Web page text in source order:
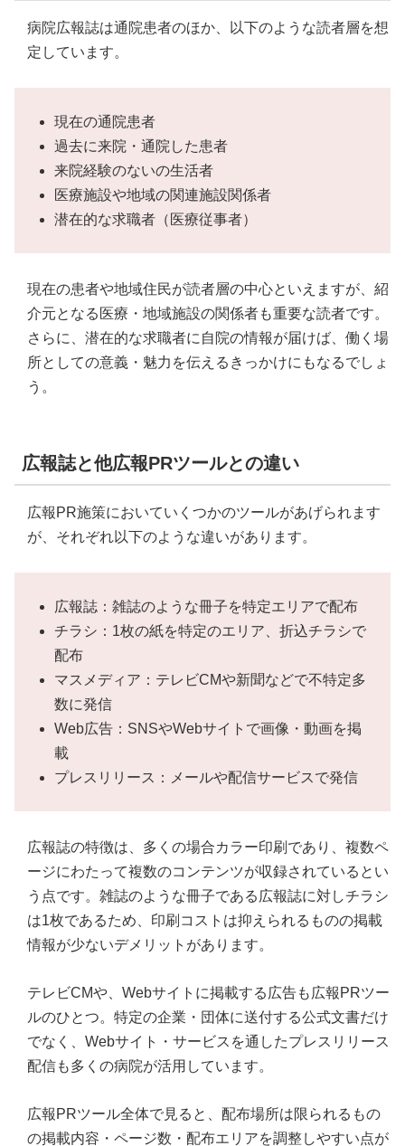
病院広報誌は通院患者のほか、以下のような読者層を想
定しています。
現在の通院患者
過去に来院・通院した患者
来院経験のないの生活者
医療施設や地域の関連施設関係者
潜在的な求職者（医療従事者）
現在の患者や地域住民が読者層の中心といえますが、紹
介元となる医療・地域施設の関係者も重要な読者です。
さらに、潜在的な求職者に自院の情報が届けば、働く場
所としての意義・魅力を伝えるきっかけにもなるでしょ
う。
広報誌と他広報PRツールとの違い
広報PR施策においていくつかのツールがあげられます
が、それぞれ以下のような違いがあります。
広報誌：雑誌のような冊子を特定エリアで配布
チラシ：1枚の紙を特定のエリア、折込チラシで
配布
マスメディア：テレビCMや新聞などで不特定多
数に発信
Web広告：SNSやWebサイトで画像・動画を掲
載
プレスリリース：メールや配信サービスで発信
広報誌の特徴は、多くの場合カラー印刷であり、複数ペ
ージにわたって複数のコンテンツが収録されているとい
う点です。雑誌のような冊子である広報誌に対しチラシ
は1枚であるため、印刷コストは抑えられるものの掲載
情報が少ないデメリットがあります。
テレビCMや、Webサイトに掲載する広告も広報PRツー
ルのひとつ。特定の企業・団体に送付する公式文書だけ
でなく、Webサイト・サービスを通したプレスリリース
配信も多くの病院が活用しています。
広報PRツール全体で見ると、配布場所は限られるもの
の掲載内容・ページ数・配布エリアを調整しやすい点が